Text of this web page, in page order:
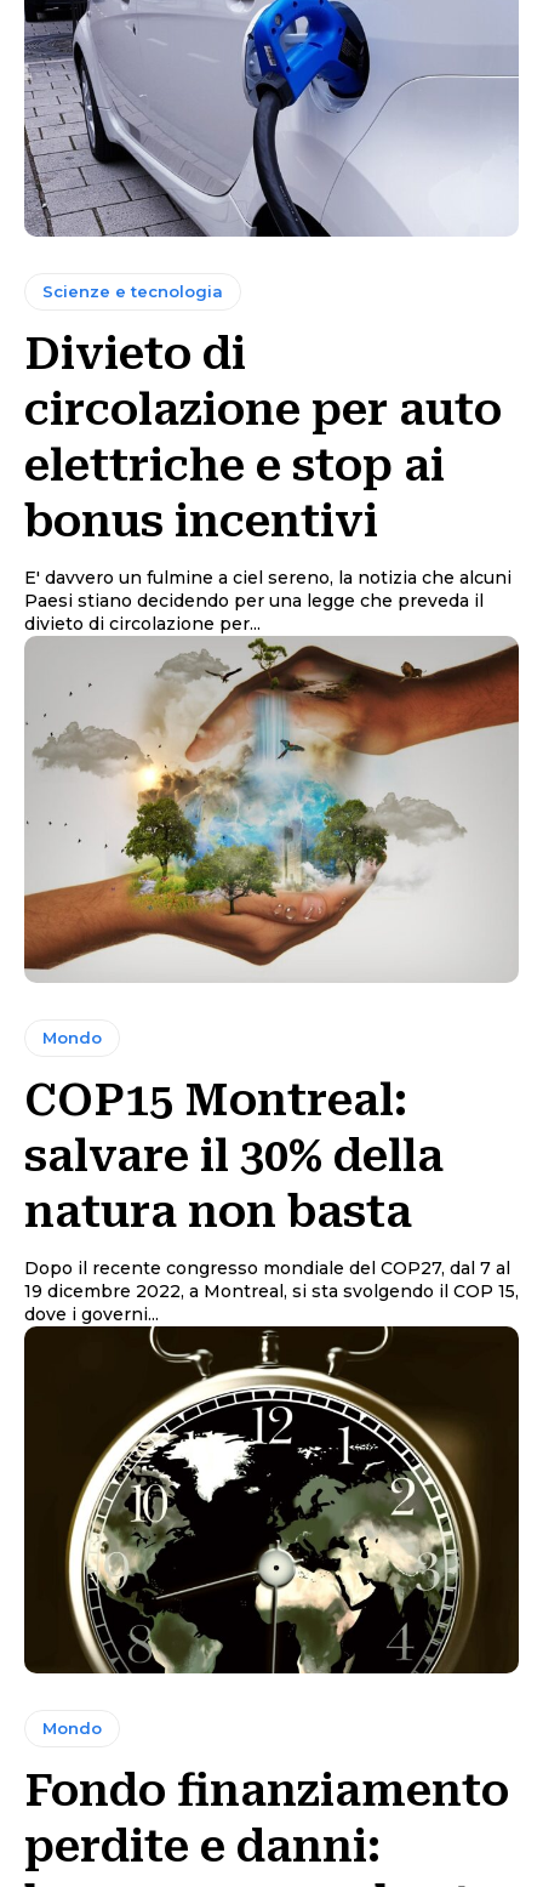
Scienze e tecnologia
Divieto di
circolazione per auto
elettriche e stop ai
bonus incentivi
E' davvero un fulmine a ciel sereno, la notizia che alcuni
Paesi stiano decidendo per una legge che preveda il
divieto di circolazione per...
Mondo
COP15 Montreal:
salvare il 30% della
natura non basta
Dopo il recente congresso mondiale del COP27, dal 7 al
19 dicembre 2022, a Montreal, si sta svolgendo il COP 15,
dove i governi...
Mondo
Fondo finanziamento
perdite e danni: